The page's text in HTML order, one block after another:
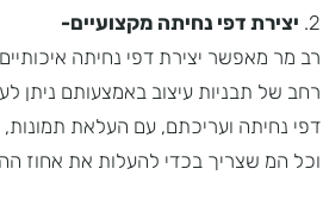
2. יצירת דפי נחיתה מקצועיים-
רב מר מאפשר יצירת דפי נחיתה איכותיים
רחב של תבניות עיצוב באמצעותם ניתן
דפי נחיתה ועריכתם, עם העלאת
וכל המ שצריך בכדי להעלות את אחוז